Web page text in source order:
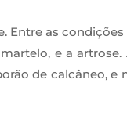
as
e a
de calcâneo, e